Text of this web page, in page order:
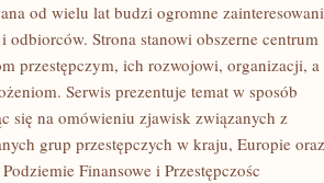
od wielu lat budzi ogromne
odbiorców. Strona stanowi obszerne centrum
przestępczym, ich rozwojowi, organizacji, a
Serwis prezentuje temat w sposób
się na omówieniu zjawisk związanych z
grup przestępczych w kraju, Europie oraz
Finansowe i Przestępczośc